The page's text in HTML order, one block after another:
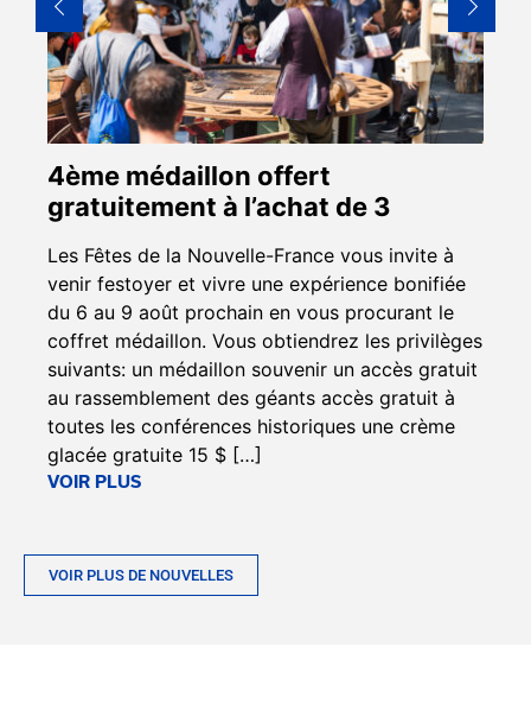
4ème médaillon offert
gratuitement à l’achat de 3
Les Fêtes de la Nouvelle-France vous invite à
venir festoyer et vivre une expérience bonifiée
du 6 au 9 août prochain en vous procurant le
coffret médaillon. Vous obtiendrez les privilèges
suivants: un médaillon souvenir un accès gratuit
au rassemblement des géants accès gratuit à
toutes les conférences historiques une crème
glacée gratuite 15 $ […]
VOIR PLUS
VOIR PLUS DE NOUVELLES